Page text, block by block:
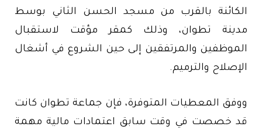
الكائنة بالقرب من مسجد الحسن الثاني بوسط
مدينة تطوان، وذلك كمقر مؤقت لاستقبال
الموظفين والمرتفقين إلى حين الشروع في أشغال
الإصلاح والترميم.
ووفق المعطيات المتوفرة، فإن جماعة تطوان كانت
قد خصصت في وقت سابق اعتمادات مالية مهمة